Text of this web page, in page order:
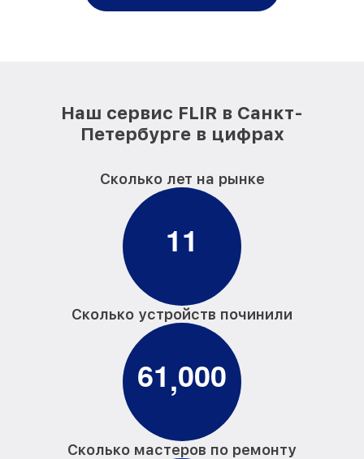
Наш сервис FLIR в Санкт-
Петербурге в цифрах
Сколько лет на рынке
11
Сколько устройств починили
61,000
Сколько мастеров по ремонту